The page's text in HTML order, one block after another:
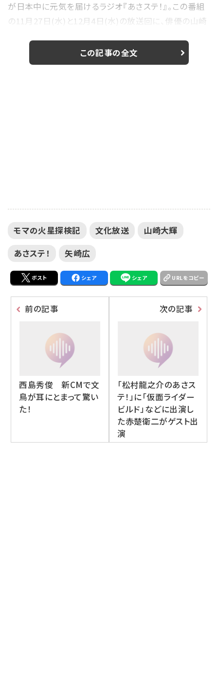
が日本中に元気を届けるラジオ『あさステ！』。この番組
の11月27日(水)と12月4日(水)の放送回に、俳優の山崎
毎週月曜日から土曜日午前7時に放送中のトーク番組。
有澤樟太郎（月曜）、松村龍之介（火曜）、矢崎広（水
この記事の全文
モマの火星探検記 文化放送
山崎大輝
あさステ！
矢崎広
ポスト シェア シェア URLをコピー
前の記事
西島秀俊 新CMで文
鳥が耳にとまって驚い
た！
次の記事
「松村龍之介のあさス
テ！」に「仮面ライダー
ビルド」などに出演し
た赤楚衛二がゲスト出
演